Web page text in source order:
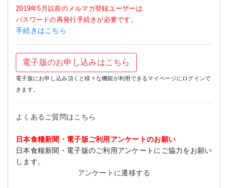
2019年5月以前のメルマガ登録ユーザーは
パスワードの再発行手続きが必要です。
手続きはこちら
電子版のお申し込みはこちら
電子版にお申し込み頂くと様々な機能が利用できるマイページにログインで
きます。
よくあるご質問はこちら
日本食糧新聞・電子版ご利用アンケートのお願い
日本食糧新聞・電子版のご利用アンケートにご協力をお願い
します。
アンケートに遷移する